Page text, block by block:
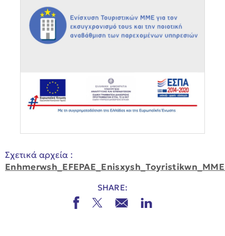
Σχετικά αρχεία :
SHARE: